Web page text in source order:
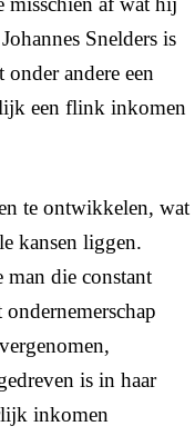
Snelders is
andere een
een flink inkomen
te ontwikkelen, wat
kansen liggen.
man die constant
is in haar
inkomen